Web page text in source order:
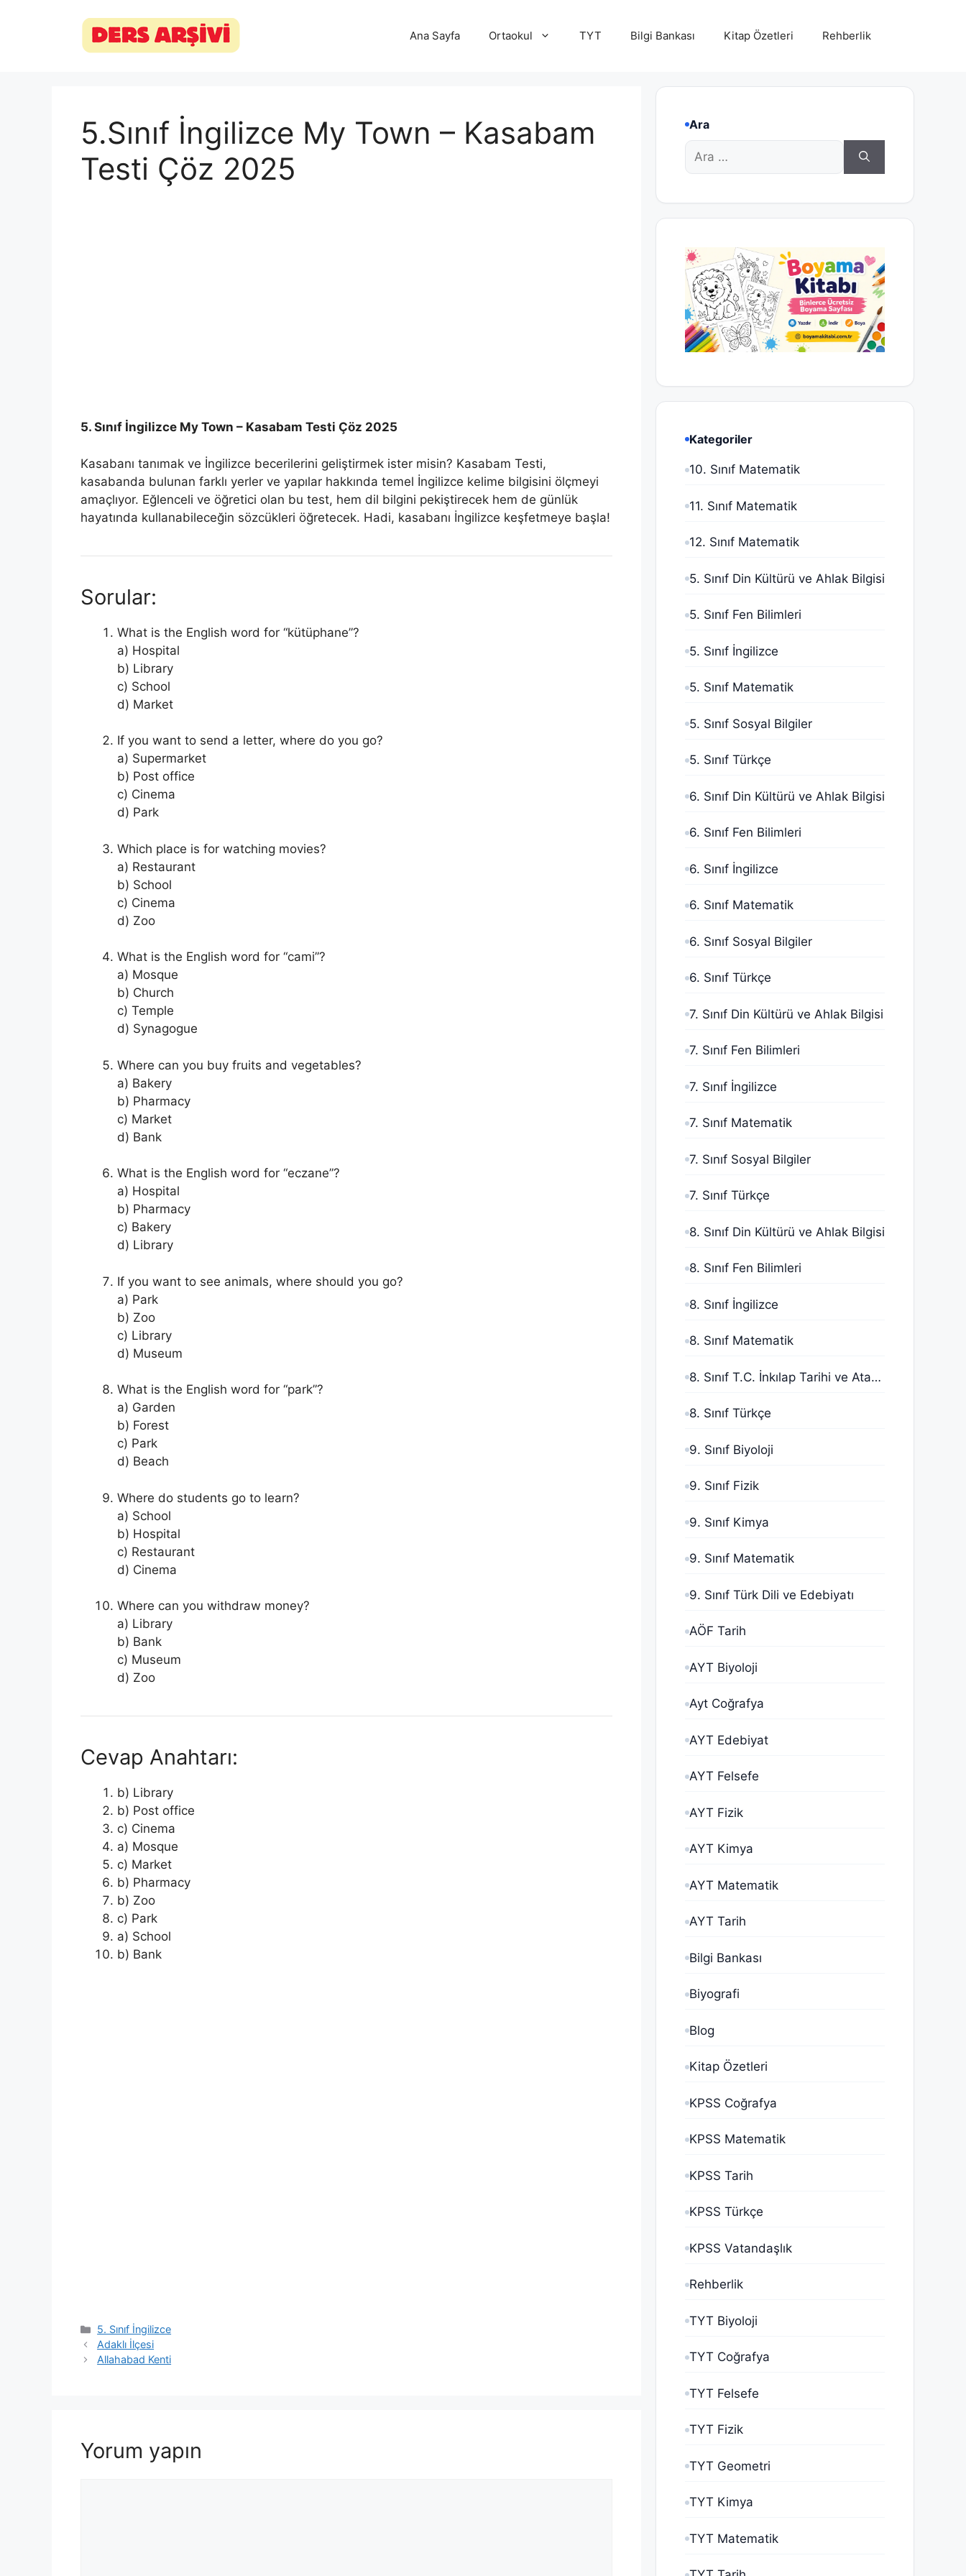
Ana Sayfa Ortaokul TYT Bilgi Bankası Kitap Özetleri Rehberlik
5.Sınıf İngilizce My Town – Kasabam
Testi Çöz 2025
5. Sınıf İngilizce My Town – Kasabam Testi Çöz 2025
Kasabanı tanımak ve İngilizce becerilerini geliştirmek ister misin? Kasabam Testi,
kasabanda bulunan farklı yerler ve yapılar hakkında temel İngilizce kelime bilgisini ölçmeyi
amaçlıyor. Eğlenceli ve öğretici olan bu test, hem dil bilgini pekiştirecek hem de günlük
hayatında kullanabileceğin sözcükleri öğretecek. Hadi, kasabanı İngilizce keşfetmeye başla!
Sorular:
What is the English word for “kütüphane”?
a) Hospital
b) Library
c) School
d) Market
If you want to send a letter, where do you go?
a) Supermarket
b) Post office
c) Cinema
d) Park
Which place is for watching movies?
a) Restaurant
b) School
c) Cinema
d) Zoo
What is the English word for “cami”?
a) Mosque
b) Church
c) Temple
d) Synagogue
Where can you buy fruits and vegetables?
a) Bakery
b) Pharmacy
c) Market
d) Bank
What is the English word for “eczane”?
a) Hospital
b) Pharmacy
c) Bakery
d) Library
If you want to see animals, where should you go?
a) Park
b) Zoo
c) Library
d) Museum
What is the English word for “park”?
a) Garden
b) Forest
c) Park
d) Beach
Where do students go to learn?
a) School
b) Hospital
c) Restaurant
d) Cinema
Where can you withdraw money?
a) Library
b) Bank
c) Museum
d) Zoo
Cevap Anahtarı:
b) Library
b) Post office
c) Cinema
a) Mosque
c) Market
b) Pharmacy
b) Zoo
c) Park
a) School
b) Bank
Kategoriler
5. Sınıf İngilizce
Adaklı İlçesi
Allahabad Kenti
Yorum yapın
Ara
için
ara
Kategoriler
10. Sınıf Matematik
11. Sınıf Matematik
12. Sınıf Matematik
5. Sınıf Din Kültürü ve Ahlak Bilgisi
5. Sınıf Fen Bilimleri
5. Sınıf İngilizce
5. Sınıf Matematik
5. Sınıf Sosyal Bilgiler
5. Sınıf Türkçe
6. Sınıf Din Kültürü ve Ahlak Bilgisi
6. Sınıf Fen Bilimleri
6. Sınıf İngilizce
6. Sınıf Matematik
6. Sınıf Sosyal Bilgiler
6. Sınıf Türkçe
7. Sınıf Din Kültürü ve Ahlak Bilgisi
7. Sınıf Fen Bilimleri
7. Sınıf İngilizce
7. Sınıf Matematik
7. Sınıf Sosyal Bilgiler
7. Sınıf Türkçe
8. Sınıf Din Kültürü ve Ahlak Bilgisi
8. Sınıf Fen Bilimleri
8. Sınıf İngilizce
8. Sınıf Matematik
8. Sınıf T.C. İnkılap Tarihi ve Atatürkçülük
8. Sınıf Türkçe
9. Sınıf Biyoloji
9. Sınıf Fizik
9. Sınıf Kimya
9. Sınıf Matematik
9. Sınıf Türk Dili ve Edebiyatı
AÖF Tarih
AYT Biyoloji
Ayt Coğrafya
AYT Edebiyat
AYT Felsefe
AYT Fizik
AYT Kimya
AYT Matematik
AYT Tarih
Bilgi Bankası
Biyografi
Blog
Kitap Özetleri
KPSS Coğrafya
KPSS Matematik
KPSS Tarih
KPSS Türkçe
KPSS Vatandaşlık
Rehberlik
TYT Biyoloji
TYT Coğrafya
TYT Felsefe
TYT Fizik
TYT Geometri
TYT Kimya
TYT Matematik